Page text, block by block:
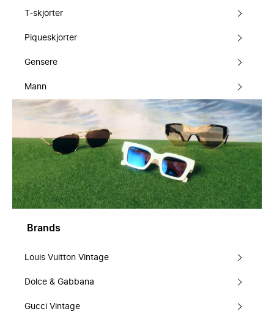
T-skjorter
Piqueskjorter
Gensere
Mann
Brands
Louis Vuitton Vintage
Dolce & Gabbana
Gucci Vintage